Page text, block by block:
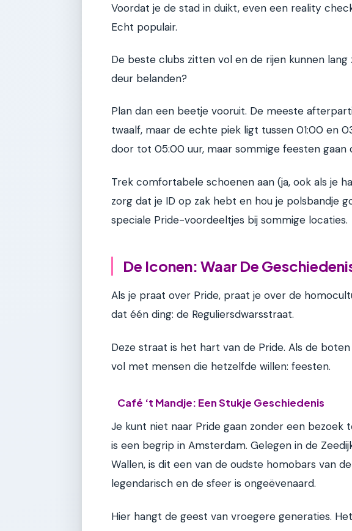
Voordat je de stad in duikt, even een reality
Echt populair.
De beste clubs zitten vol en de rijen kunnen
deur belanden?
Plan dan een beetje vooruit. De meeste
twaalf, maar de echte piek ligt tussen 01:00 en
door tot 05:00 uur, maar sommige feesten
Trek comfortabele schoenen aan (ja, ook als je
zorg dat je ID op zak hebt en hou je polsbandje
speciale Pride-voordeeltjes bij sommige locaties.
De Iconen: Waar De
Als je praat over Pride, praat je over de
dat één ding: de Reguliersdwarsstraat.
Deze straat is het hart van de Pride. Als de
vol met mensen die hetzelfde willen: feesten.
Café ‘t Mandje: Een Stukje Geschiedenis
Je kunt niet naar Pride gaan zonder een bezoek
is een begrip in Amsterdam. Gelegen in de
Wallen, is dit een van de oudste homobars van
legendarisch en de sfeer is ongeëvenaard.
Hier hangt de geest van vroegere generaties.